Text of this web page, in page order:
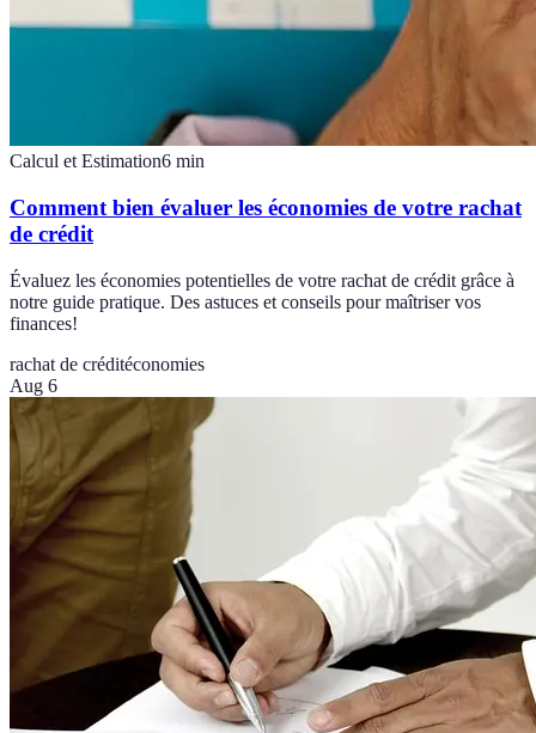
Calcul et Estimation6 min
Comment bien évaluer les économies de votre rachat
de crédit
Évaluez les économies potentielles de votre rachat de crédit grâce à
notre guide pratique. Des astuces et conseils pour maîtriser vos
finances!
rachat de créditéconomies
Aug 6